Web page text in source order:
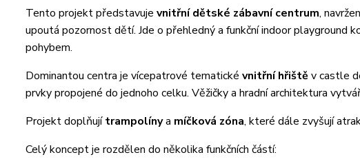
Tento projekt představuje vnitřní dětské zábavní centrum,
upoutá pozornost dětí. Jde o přehledný a funkční indoor playground
pohybem.
Dominantou centra je vícepatrové tematické vnitřní hřiště v castle
prvky propojené do jednoho celku. Věžičky a hradní architektura
Projekt doplňujítrampolínya míčková zóna, které dále zvyšují
Celý koncept je rozdělen do několika funkčních částí: